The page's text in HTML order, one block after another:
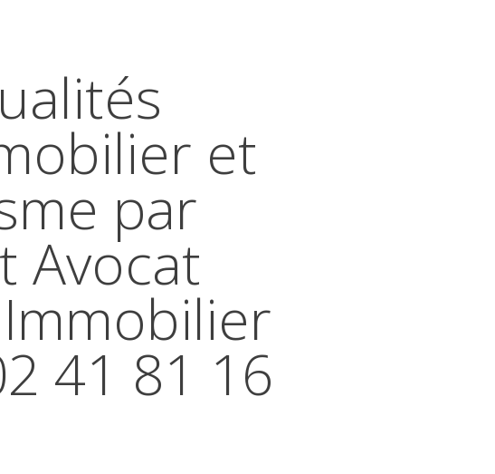
et
par
Avocat
41 81 16